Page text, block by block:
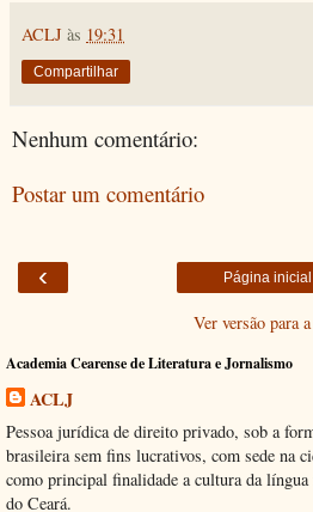
ACLJ às 19:31
Compartilhar
Nenhum comentário:
Postar um comentário
‹ Página inicial
Ver versão para
Academia Cearense de Literatura e Jornalismo
ACLJ
Pessoa jurídica de direito privado, sob a
brasileira sem fins lucrativos, com sede na
como principal finalidade a cultura da
do Ceará.